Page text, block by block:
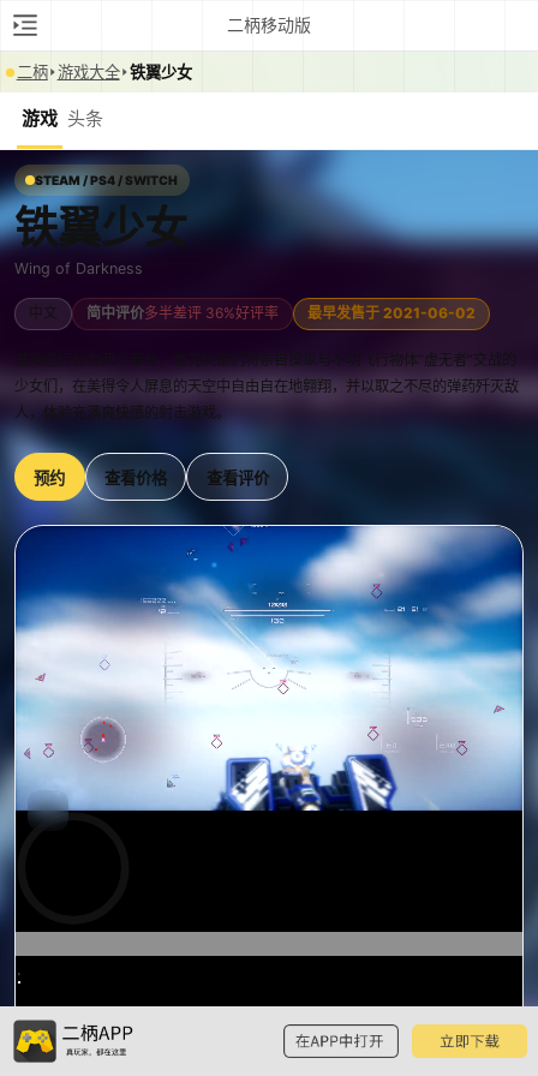
二柄移动版
二柄 游戏大全 铁翼少女
游戏 头条
STEAM / PS4 / SWITCH
铁翼少女
Wing of Darkness
中文 简中评价多半差评 36%好评率 最早发售于 2021-06-02
游戏进行分为两个部分，首先玩家们将亲自操纵与不明飞行物体“虚无者”交战的
少女们，在美得令人屏息的天空中自由自在地翱翔，并以取之不尽的弹药歼灭敌
人，体验充满爽快感的射击游戏。
预约 查看价格 查看评价
0:16
/
预